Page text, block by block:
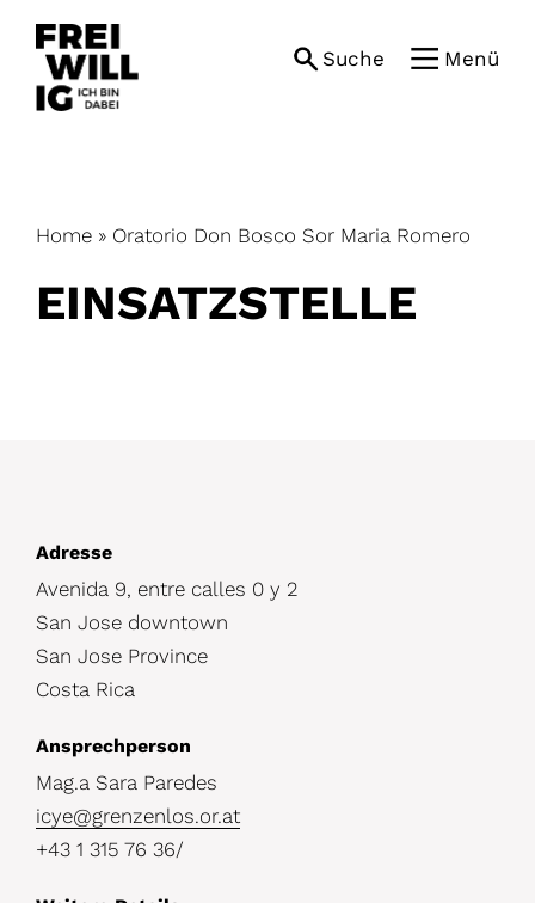
content
Suche Menü
Home » Oratorio Don Bosco Sor Maria Romero
EINSATZ­STELLE
D
e
t
a
l
s
Adresse
Avenida 9, entre calles 0 y 2
San Jose downtown
San Jose Province
Costa Rica
Ansprechperson
Mag.a Sara Paredes
icye@grenzenlos.or.at
+43 1 315 76 36/